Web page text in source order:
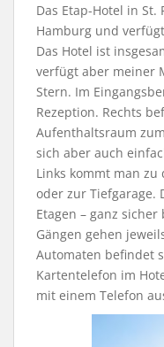
Das Etap-Hotel in
Hamburg und
Das Hotel ist
verfügt aber meiner
Stern. Im
Rezeption. Rechts
Aufenthaltsraum
sich aber auch
Links kommt man
oder zur Tiefgarage.
Etagen – ganz
Gängen gehen
Automaten befindet
Kartentelefon im
mit einem Telefon